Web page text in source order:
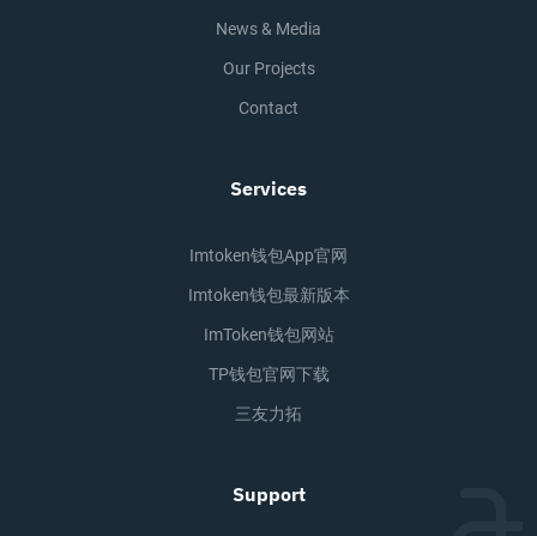
News & Media
Our Projects
Contact
Services
Imtoken钱包app官网
Imtoken钱包最新版本
ImToken钱包网站
TP钱包官网下载
三友力拓
Support